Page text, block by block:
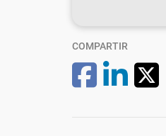
COMPARTIR